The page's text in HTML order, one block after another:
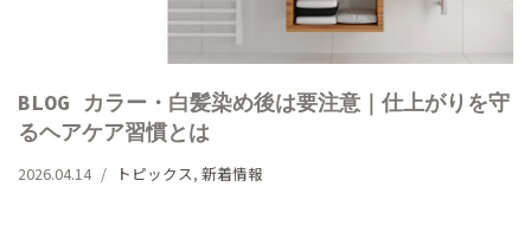
BLOG カラー・白髪染め後は要注意｜仕上がりを守
るヘアケア習慣とは
2026.04.14 トピックス, 新着情報